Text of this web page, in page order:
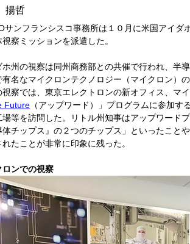
哲
サンフランシスコ事務所は１０月に米国アイ
察ミッションを派遣した。
ホ州の視察は同州商務部との共催で行われ、半
有名なマイクロンテクノロジー（マイクロン）の
視察では、東京エレクトロンの新オフィス、マ
Future （アップワード）」プログラムに参加
場等を訪問した。リトル州知事はアップワード
体チップス』の２つのチップス」といったこと
たことが非常に印象に残った。
ロンでの視察